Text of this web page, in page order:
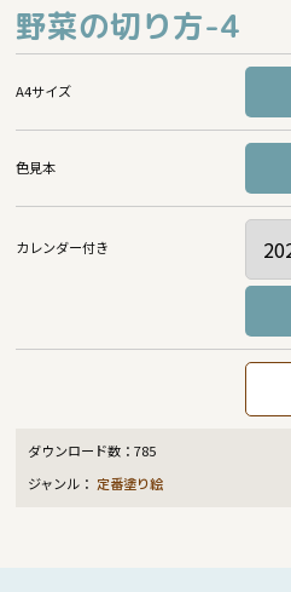
野菜の切り方-4
A4サイズ
色見本
カレンダー付き
ダウンロード数：785
ジャンル： 定番塗り絵